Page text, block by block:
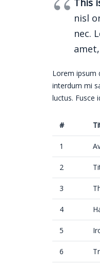
This
nisl
nec.
Lorem ipsum
interdum mi
luctus. Fusce
#
1
2
3
4
5
6